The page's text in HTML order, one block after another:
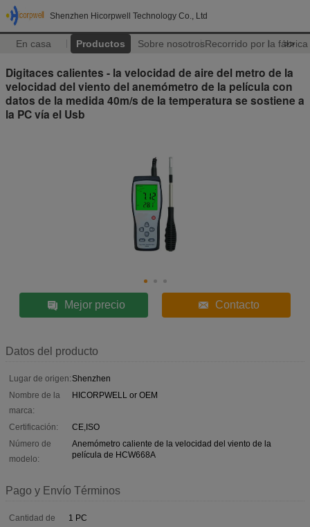
Shenzhen Hicorpwell Technology Co., Ltd
En casa Productos Sobre nosotrosRecorrido por la fábrica
>>
Digitaces calientes - la velocidad de aire del metro de la
velocidad del viento del anemómetro de la película con
datos de la medida 40m/s de la temperatura se sostiene a
la PC vía el Usb
Mejor precio Contacto
Datos del producto
Lugar de origen:Shenzhen
Nombre de la
marca:
HICORPWELL or OEM
Certificación:
CE,ISO
Número de
modelo:
Anemómetro caliente de la velocidad del viento de la
película de HCW668A
Pago y Envío Términos
Cantidad de
1 PC